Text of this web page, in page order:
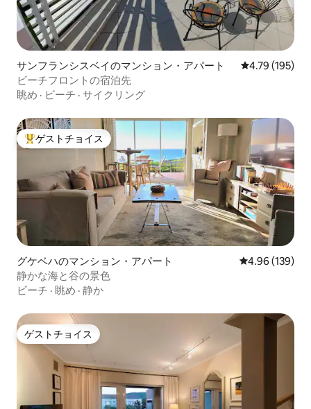
サンフランシスベイのマンション・アパート レビュー195
4.79 (195)
ビーチフロントの宿泊先
眺め · ビーチ · サイクリング
大好評のゲストチョイスです。
ゲストチョイス
グケベハのマンション・アパート レビュー139
4.96 (139)
静かな海と谷の景色
ビーチ · 眺め · 静か
ゲストチョイス
ゲストチョイス